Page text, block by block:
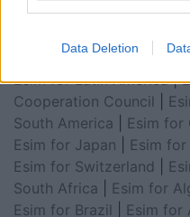
Data Deletion
Arabia|Esim for Egypt|
Esim for Balkans
for China| Esim for
Esim for Latin America|
Cooperation Council
South America
Esim for
Esim for Japan
Esim
Esim for Switzerland
South Africa
Esim for
Esim for Brazil
Esim for